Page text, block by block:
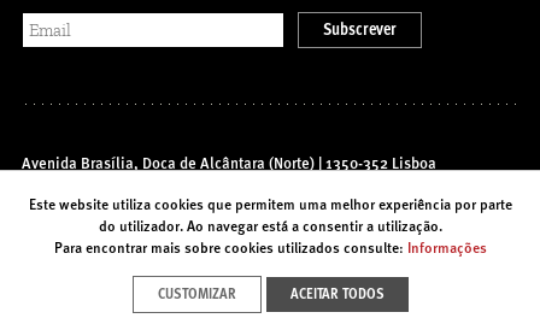
Subscrever
Avenida Brasília, Doca de Alcântara (Norte) | 1350-352 Lisboa
Este website utiliza cookies que permitem uma melhor experiência por parte
do utilizador. Ao navegar está a consentir a utilização.
Para encontrar mais sobre cookies utilizados consulte: Informações
CUSTOMIZAR ACEITAR TODOS